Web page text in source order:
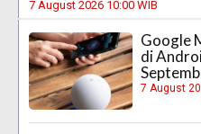
7 August 2026 10:00 WIB
Google
di
7 August